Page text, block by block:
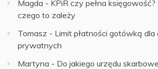
Magda - KPiR czy pełna
czego to zależy
Tomasz - Limit płatności gotówką dla
prywatnych
Martyna - Do jakiego urzędu